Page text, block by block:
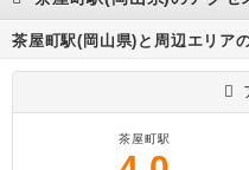
茶屋町駅(岡山県)と周辺エリア
茶屋町駅